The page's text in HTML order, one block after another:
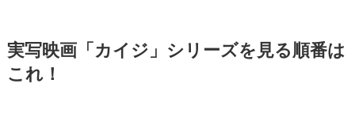
実写映画「カイジ」シリーズを見る順番は
これ！